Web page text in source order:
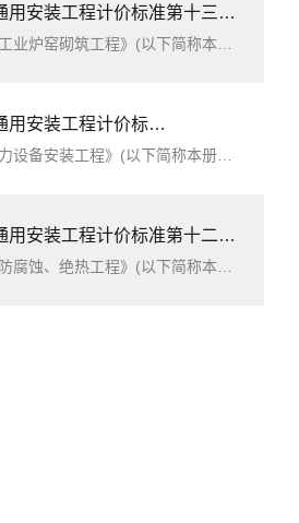
装工程计价标准第十三册：工业炉窑砌筑工程》（DBJ53/T-63-2020）【高清无水印PDF版下载】
工程计价标准第二册：热力设备安装工程》（DBJ53/T-63-2020）【高清无水印PDF版下载】
装工程计价标准第十二册：防腐蚀、绝热工程》（DBJ53/T-63-2020）【高清无水印PDF版下载】